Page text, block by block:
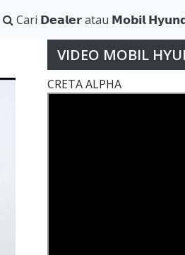
Cari 𝗗𝗲𝗮𝗹𝗲𝗿 atau 𝗠𝗼𝗯𝗶𝗹
VIDEO MOBIL
CRETA ALPHA